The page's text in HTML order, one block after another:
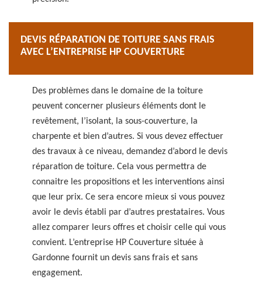
DEVIS RÉPARATION DE TOITURE SANS FRAIS
AVEC L’ENTREPRISE HP COUVERTURE
Des problèmes dans le domaine de la toiture
peuvent concerner plusieurs éléments dont le
revêtement, l’isolant, la sous-couverture, la
charpente et bien d’autres. Si vous devez effectuer
des travaux à ce niveau, demandez d’abord le devis
réparation de toiture. Cela vous permettra de
connaitre les propositions et les interventions ainsi
que leur prix. Ce sera encore mieux si vous pouvez
avoir le devis établi par d’autres prestataires. Vous
allez comparer leurs offres et choisir celle qui vous
convient. L’entreprise HP Couverture située à
Gardonne fournit un devis sans frais et sans
engagement.